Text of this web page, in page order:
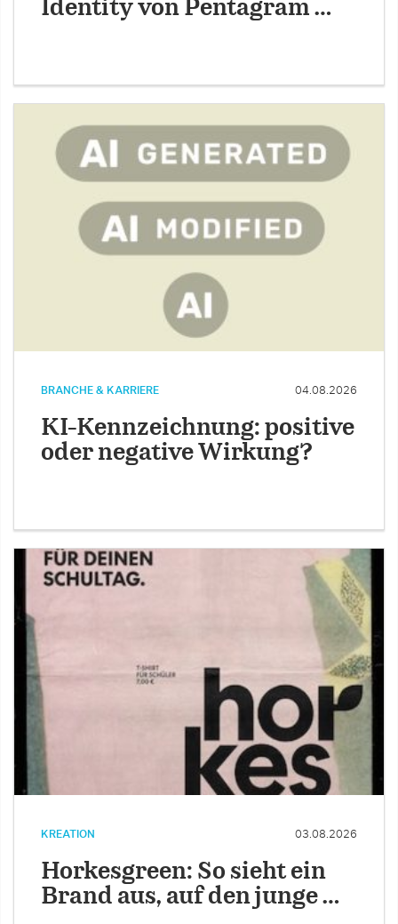
Identity von Pentagram …
BRANCHE & KARRIERE 04.08.2026
KI-Kennzeichnung: positive
oder negative Wirkung?
KREATION 03.08.2026
Horkesgreen: So sieht ein
Brand aus, auf den junge …